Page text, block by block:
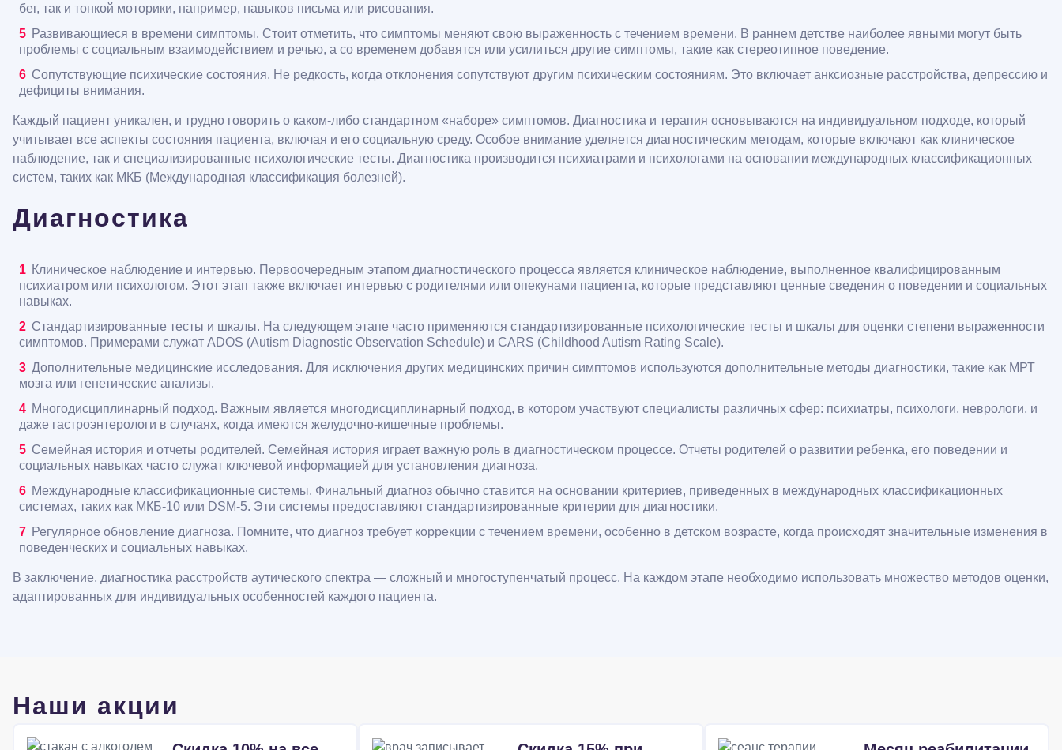
бег, так и тонкой моторики, например, навыков письма или рисования.
Развивающиеся в времени симптомы. Стоит отметить, что симптомы меняют свою выраженность с течением времени. В раннем детстве наиболее явными могут быть
проблемы с социальным взаимодействием и речью, а со временем добавятся или усилиться другие симптомы, такие как стереотипное поведение.
Сопутствующие психические состояния. Не редкость, когда отклонения сопутствуют другим психическим состояниям. Это включает анксиозные расстройства, депрессию и
дефициты внимания.
Каждый пациент уникален, и трудно говорить о каком-либо стандартном «наборе» симптомов. Диагностика и терапия основываются на индивидуальном подходе, который
учитывает все аспекты состояния пациента, включая и его социальную среду. Особое внимание уделяется диагностическим методам, которые включают как клиническое
наблюдение, так и специализированные психологические тесты. Диагностика производится психиатрами и психологами на основании международных классификационных
систем, таких как МКБ (Международная классификация болезней).
Диагностика
Клиническое наблюдение и интервью. Первоочередным этапом диагностического процесса является клиническое наблюдение, выполненное квалифицированным
психиатром или психологом. Этот этап также включает интервью с родителями или опекунами пациента, которые представляют ценные сведения о поведении и социальных
навыках.
Стандартизированные тесты и шкалы. На следующем этапе часто применяются стандартизированные психологические тесты и шкалы для оценки степени выраженности
симптомов. Примерами служат ADOS (Autism Diagnostic Observation Schedule) и CARS (Childhood Autism Rating Scale).
Дополнительные медицинские исследования. Для исключения других медицинских причин симптомов используются дополнительные методы диагностики, такие как МРТ
мозга или генетические анализы.
Многодисциплинарный подход. Важным является многодисциплинарный подход, в котором участвуют специалисты различных сфер: психиатры, психологи, неврологи, и
даже гастроэнтерологи в случаях, когда имеются желудочно-кишечные проблемы.
Семейная история и отчеты родителей. Семейная история играет важную роль в диагностическом процессе. Отчеты родителей о развитии ребенка, его поведении и
социальных навыках часто служат ключевой информацией для установления диагноза.
Международные классификационные системы. Финальный диагноз обычно ставится на основании критериев, приведенных в международных классификационных
системах, таких как МКБ-10 или DSM-5. Эти системы предоставляют стандартизированные критерии для диагностики.
Регулярное обновление диагноза. Помните, что диагноз требует коррекции с течением времени, особенно в детском возрасте, когда происходят значительные изменения в
поведенческих и социальных навыках.
В заключение, диагностика расстройств аутического спектра — сложный и многоступенчатый процесс. На каждом этапе необходимо использовать множество методов оценки,
адаптированных для индивидуальных особенностей каждого пациента.
Наши акции